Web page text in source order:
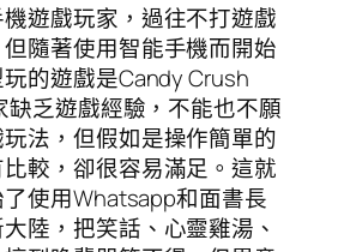
遊戲玩家，過往不打遊戲
隨著使用智能手機而開始
的遊戲是Candy Crush
缺乏遊戲經驗，不能也不願
法，但假如是操作簡單的
較，卻很容易滿足。這就
使用Whatsapp和面書長
陸，把笑話、心靈雞湯、